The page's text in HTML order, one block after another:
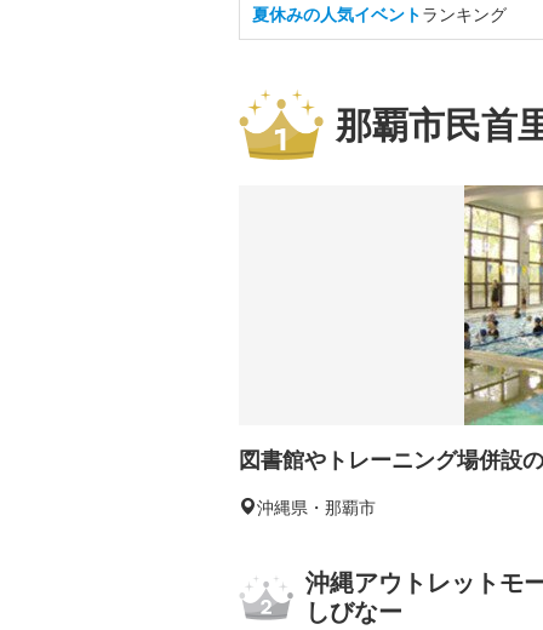
夏休みの人気イベントランキング
那覇市民首
図書館やトレーニング場併設
沖縄県・那覇市
沖縄アウトレットモ
しびなー